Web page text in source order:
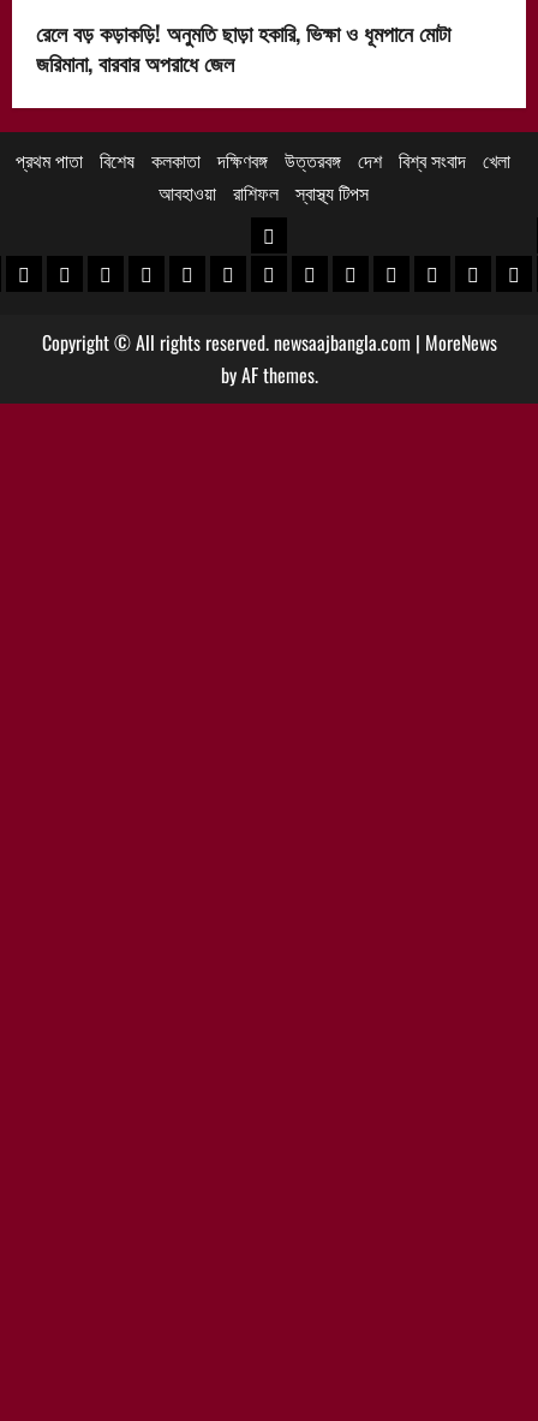
রেলে বড় কড়াকড়ি! অনুমতি ছাড়া হকারি, ভিক্ষা ও ধূমপানে মোটা
জরিমানা, বারবার অপরাধে জেল
প্রথম পাতা বিশেষ কলকাতা দক্ষিণবঙ্গ উত্তরবঙ্গ দেশ বিশ্ব সংবাদ খেলা
আবহাওয়া
রাশিফল স্বাস্থ্য টিপস
খবর
খবর
পুরুলিয়া খবর
বাঁকুড়া খবরপশ্চিম বর্ধমান খবর
পূর্ব বর্ধমান খবর
বীরভূম খবরমুর্শিদাবাদ খবর
উত্তরবঙ্গ
কোচবিহার নিউজ
আলিপুরদুয়ার খবর
জলপাইগুড়ি খবর
শিলিগুড়ি খবর
উত্তরদক্ষিণ
Copyright © All rights reserved. newsaajbangla.com | MoreNews
by AF themes.